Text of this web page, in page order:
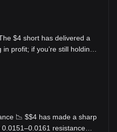
Short $4 • Entry Zone:
0.0185 Targets: • TP1:
Setup Reasoning: •
appears to be fading
with a potential
manage risk carefully
$4 short has delivered a
profit; if you’re still holding,
$BR is also moving well
still in, you can move your
further.$$4 $BR
made a sharp
resistance